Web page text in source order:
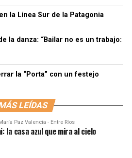
la Línea Sur de la Patagonia
la danza: “Bailar no es un trabajo:
la “Porta” con un festejo
LEÍDAS
Paz Valencia - Entre Ríos
la casa azul que mira al cielo